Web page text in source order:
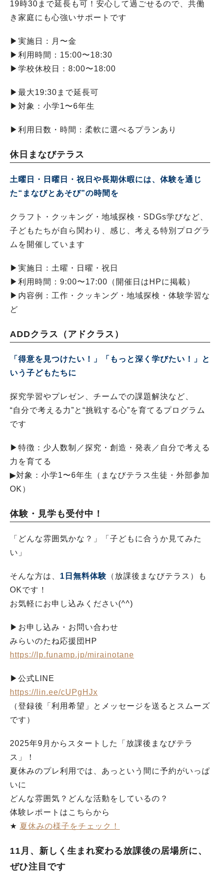
19時30まで延長も可！安心して過ごせるので、共働
き家庭にも心強いサポートです
▶︎実施日：月〜金
▶︎利用時間：15:00〜18:30
▶︎学校休校日：8:00〜18:00
▶︎最大19:30まで延長可
▶︎対象：小学1〜6年生
▶︎利用日数・時間：柔軟に選べるプランあり
休日まなびテラス
土曜日・日曜日・祝日や長期休暇には、体験を通じ
た“まなびとあそび”の時間を
クラフト・クッキング・地域探検・SDGs学びなど、
子どもたちが自ら関わり、感じ、考える特別プログラ
ムを開催しています
▶︎実施日：土曜・日曜・祝日
▶︎利用時間：9:00〜17:00（開催日はHPに掲載）
▶︎内容例：工作・クッキング・地域探検・体験学習な
ど
ADDクラス（アドクラス）
「得意を見つけたい！」「もっと深く学びたい！」と
いう子どもたちに
探究学習やプレゼン、チームでの課題解決など、
“自分で考える力”と“挑戦する心”を育てるプログラム
です
▶︎特徴：少人数制／探究・創造・発表／自分で考える
力を育てる
▶︎対象：小学1〜6年生（まなびテラス生徒・外部参加
OK）
体験・見学も受付中！
「どんな雰囲気かな？」「子どもに合うか見てみた
い」
そんな方は、 1日無料体験 （放課後まなびテラス）も
OKです！
お気軽にお申し込みください(^^)
▶︎お申し込み・お問い合わせ
みらいのたね応援団HP
https://lp.funamp.jp/mirainotane
▶︎公式LINE
https://lin.ee/cUPgHJx
（登録後「利用希望」とメッセージを送るとスムーズ
です）
2025年9月からスタートした「放課後まなびテラ
ス」！
夏休みのプレ利用では、あっという間に予約がいっぱ
いに
どんな雰囲気？どんな活動をしているの？
体験レポートはこちらから
★ 夏休みの様子をチェック！
11月、新しく生まれ変わる放課後の居場所に、
ぜひ注目です